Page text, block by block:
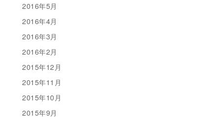
2016年5月
2016年4月
2016年3月
2016年2月
2015年12月
2015年11月
2015年10月
2015年9月